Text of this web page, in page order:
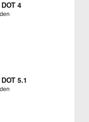
4
5.1